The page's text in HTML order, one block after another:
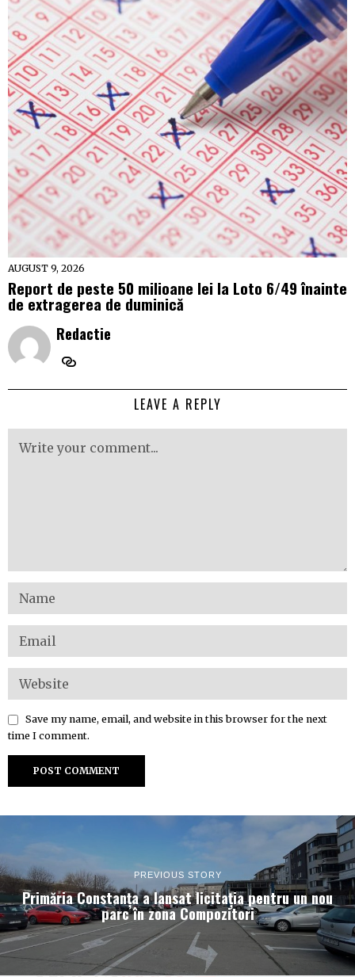
AUGUST 9, 2026
Report de peste 50 milioane lei la Loto 6/49 înainte
de extragerea de duminică
Redactie
LEAVE A REPLY
Save my name, email, and website in this browser for the next
time I comment.
PREVIOUS STORY
Primăria Constanța a lansat licitația pentru un nou
parc în zona Compozitori